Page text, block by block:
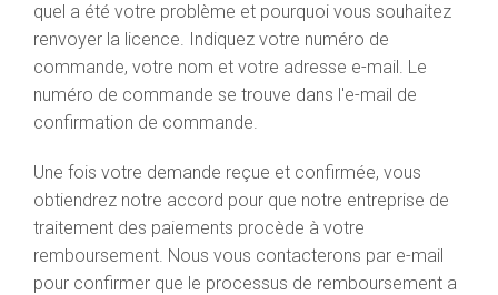
quel a été votre problème et pourquoi vous souhaitez
renvoyer la licence. Indiquez votre numéro de
commande, votre nom et votre adresse e-mail. Le
numéro de commande se trouve dans l'e-mail de
confirmation de commande.
Une fois votre demande reçue et confirmée, vous
obtiendrez notre accord pour que notre entreprise de
traitement des paiements procède à votre
remboursement. Nous vous contacterons par e-mail
pour confirmer que le processus de remboursement a